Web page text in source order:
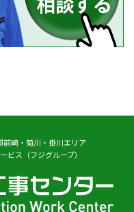
崎・菊川・掛川エリア
ビス（フジグループ）